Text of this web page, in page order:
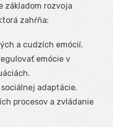
základom rozvoja
zahŕňa:
a cudzích emócií.
emócie v
adaptácie.
procesov a zvládanie